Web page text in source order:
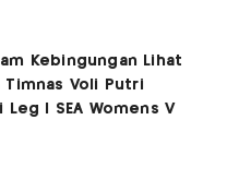
Kebingungan Lihat
Timnas Voli Putri
Leg I SEA Womens V